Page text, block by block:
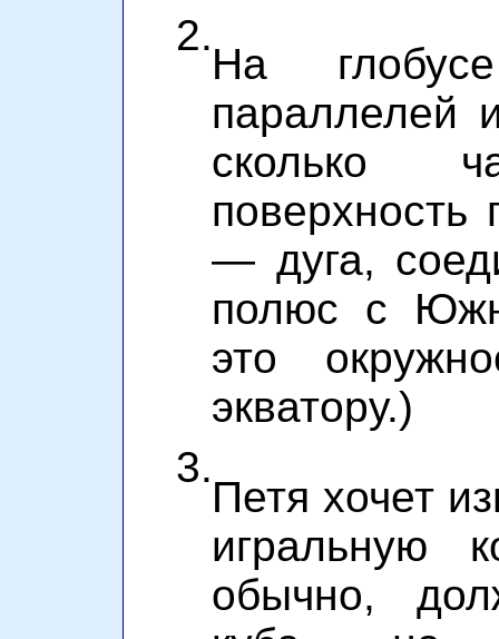
2.
На
параллелей
сколько
поверхность
— дуга,
полюс с
это
экватору.)
3.
Петя хочет
игральную
обычно,